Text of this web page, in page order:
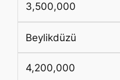
3,500,000
Beylikdüzü
4,200,000